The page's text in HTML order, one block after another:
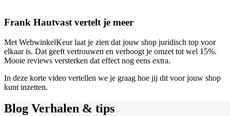
Frank Hautvast vertelt je meer
Met WebwinkelKeur laat je zien dat jouw shop juridisch top voor
elkaar is. Dat geeft vertrouwen en verhoogt je omzet tot wel 15%.
Mooie reviews versterken dat effect nog eens extra.
In deze korte video vertellen we je graag hoe jij dit voor jouw shop
kunt inzetten.
Blog Verhalen & tips